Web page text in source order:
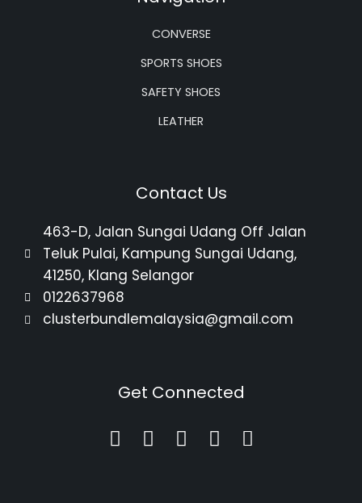
CONVERSE
SPORTS SHOES
SAFETY SHOES
LEATHER
Contact Us
463-D, Jalan Sungai Udang Off Jalan
Teluk Pulai, Kampung Sungai Udang,
41250, Klang Selangor
0122637968
clusterbundlemalaysia@gmail.com
Get Connected